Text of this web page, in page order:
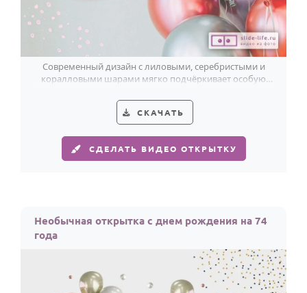
Современный дизайн с лиловыми, серебристыми и
коралловыми шарами мягко подчёркивает особую
СКАЧАТЬ
СДЕЛАТЬ ВИДЕО ОТКРЫТКУ
Необычная открытка с днем рождения на 74
года